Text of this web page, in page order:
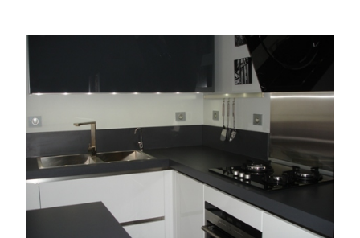
brillant
et